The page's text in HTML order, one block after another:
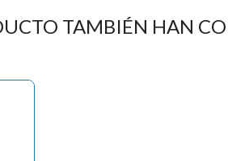
TAMBIÉN HAN